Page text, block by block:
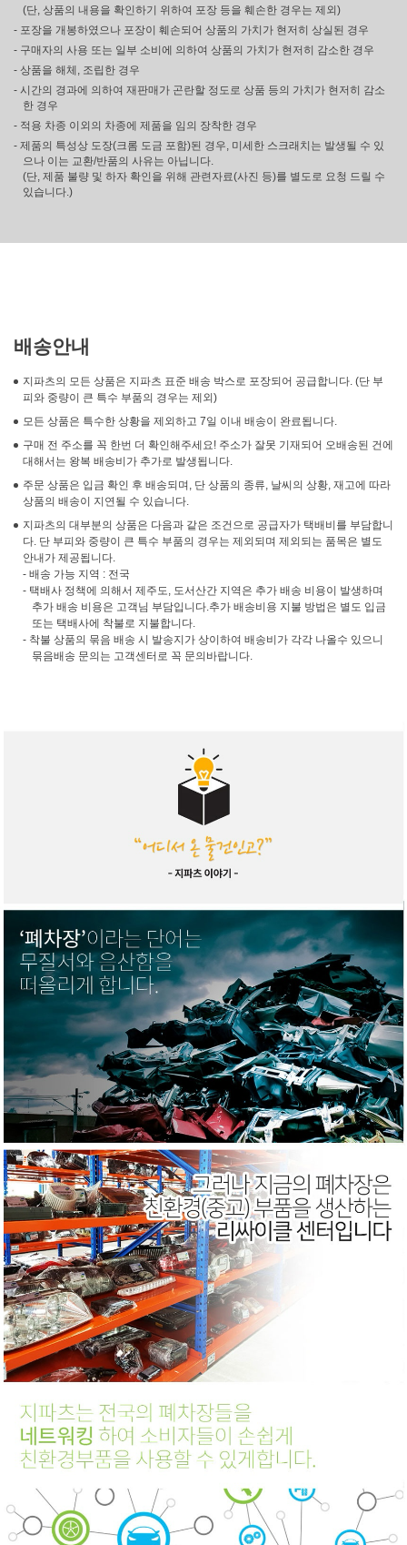
(단, 상품의 내용을 확인하기 위하여 포장 등을 훼손한 경우는 제외)
- 포장을 개봉하였으나 포장이 훼손되어 상품의 가치가 현저히 상실된 경우
- 구매자의 사용 또는 일부 소비에 의하여 상품의 가치가 현저히 감소한 경우
- 상품을 해체, 조립한 경우
- 시간의 경과에 의하여 재판매가 곤란할 정도로 상품 등의 가치가 현저히 감소
한 경우
- 적용 차종 이외의 차종에 제품을 임의 장착한 경우
- 제품의 특성상 도장(크롬 도금 포함)된 경우, 미세한 스크래치는 발생될 수 있
으나 이는 교환/반품의 사유는 아닙니다.
(단, 제품 불량 및 하자 확인을 위해 관련자료(사진 등)를 별도로 요청 드릴 수
있습니다.)
배송안내
지파츠의 모든 상품은 지파츠 표준 배송 박스로 포장되어 공급합니다. (단 부
피와 중량이 큰 특수 부품의 경우는 제외)
모든 상품은 특수한 상황을 제외하고 7일 이내 배송이 완료됩니다.
구매 전 주소를 꼭 한번 더 확인해주세요! 주소가 잘못 기재되어 오배송된 건에
대해서는 왕복 배송비가 추가로 발생됩니다.
주문 상품은 입금 확인 후 배송되며, 단 상품의 종류, 날씨의 상황, 재고에 따라
상품의 배송이 지연될 수 있습니다.
지파츠의 대부분의 상품은 다음과 같은 조건으로 공급자가 택배비를 부담합니
다. 단 부피와 중량이 큰 특수 부품의 경우는 제외되며 제외되는 품목은 별도
안내가 제공됩니다.
- 배송 가능 지역 : 전국
- 택배사 정책에 의해서 제주도, 도서산간 지역은 추가 배송 비용이 발생하며
추가 배송 비용은 고객님 부담입니다.추가 배송비용 지불 방법은 별도 입금
또는 택배사에 착불로 지불합니다.
- 착불 상품의 묶음 배송 시 발송지가 상이하여 배송비가 각각 나올수 있으니
묶음배송 문의는 고객센터로 꼭 문의바랍니다.